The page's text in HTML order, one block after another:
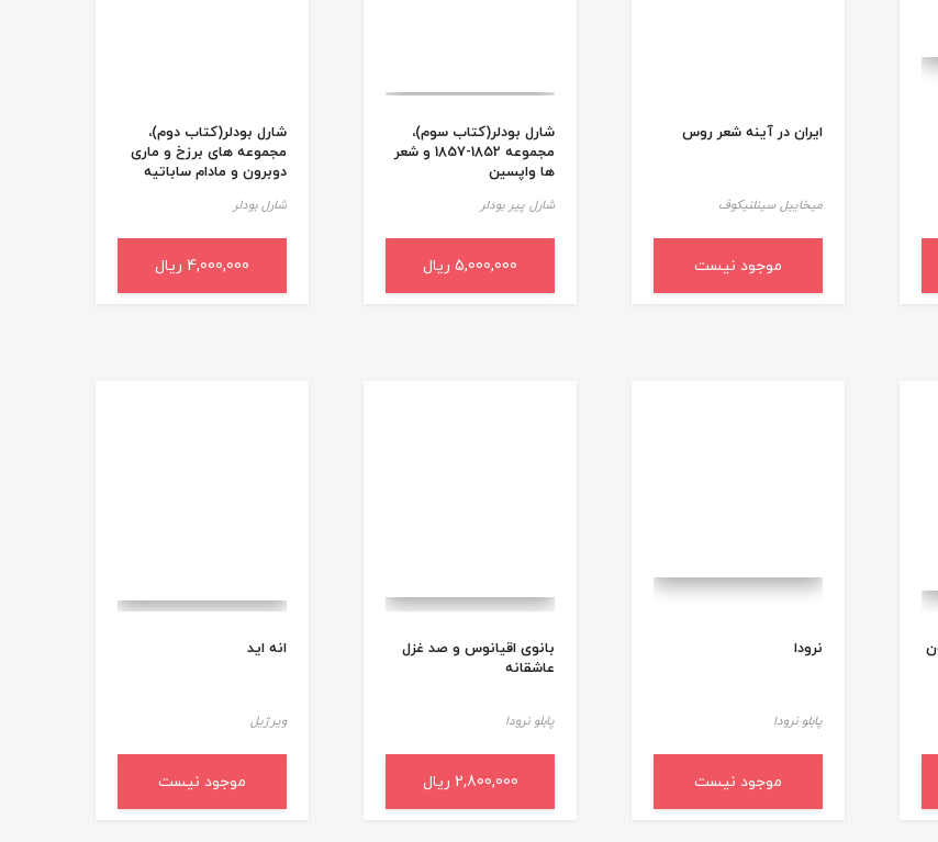
ایران در آینه شعر روس
میخاییل سینلنیکوف
موجود نیست
شارل بودلر(کتاب سوم)،
مجموعه 1852-1857 و شعر
ها واپسین
شارل پیر بودلر
5,000,000 ریال
افزودن به سبد خرید
شارل بودلر(کتاب دوم)،
مجموعه های برزخ و ماری
دوبرون و مادام ساباتیه
شارل بودلر
4,000,000 ریال
افزودن به سبد خرید
نرودا
پابلو نرودا
موجود نیست
بانوی اقیانوس و صد غزل
عاشقانه
پابلو نرودا
2,800,000 ریال
افزودن به سبد خرید
انه اید
ویرژیل
موجود نیست